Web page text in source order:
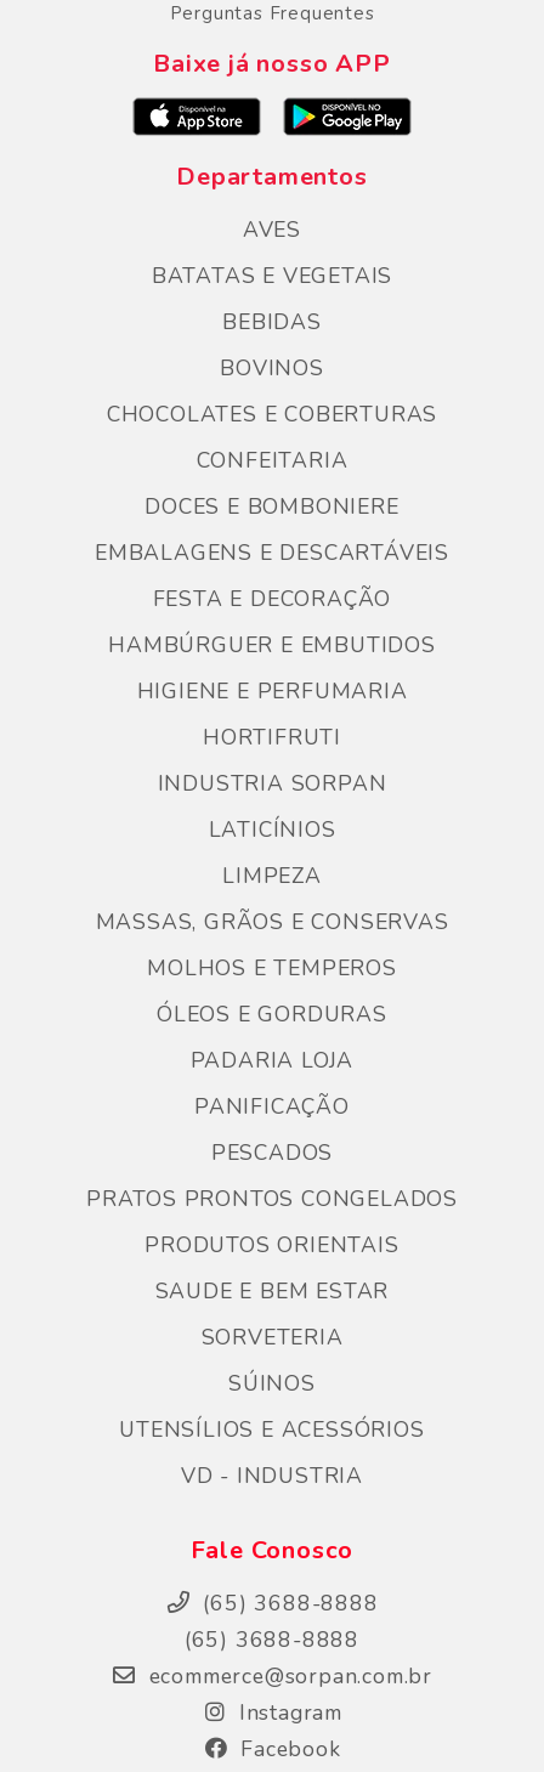
Perguntas Frequentes
Baixe já nosso APP
Departamentos
AVES
BATATAS E VEGETAIS
BEBIDAS
BOVINOS
CHOCOLATES E COBERTURAS
CONFEITARIA
DOCES E BOMBONIERE
EMBALAGENS E DESCARTÁVEIS
FESTA E DECORAÇÃO
HAMBÚRGUER E EMBUTIDOS
HIGIENE E PERFUMARIA
HORTIFRUTI
INDUSTRIA SORPAN
LATICÍNIOS
LIMPEZA
MASSAS, GRÃOS E CONSERVAS
MOLHOS E TEMPEROS
ÓLEOS E GORDURAS
PADARIA LOJA
PANIFICAÇÃO
PESCADOS
PRATOS PRONTOS CONGELADOS
PRODUTOS ORIENTAIS
SAUDE E BEM ESTAR
SORVETERIA
SÚINOS
UTENSÍLIOS E ACESSÓRIOS
VD - INDUSTRIA
Fale Conosco
(65) 3688-8888
(65) 3688-8888
ecommerce@sorpan.com.br
Instagram
Facebook